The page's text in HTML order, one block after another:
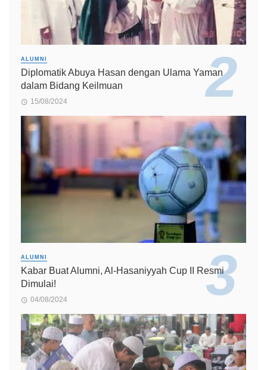
ALUMNI
Diplomatik Abuya Hasan dengan Ulama Yaman
dalam Bidang Keilmuan
15/08/2024
ALUMNI
Kabar Buat Alumni, Al-Hasaniyyah Cup II Resmi
Dimulai!
04/08/2024